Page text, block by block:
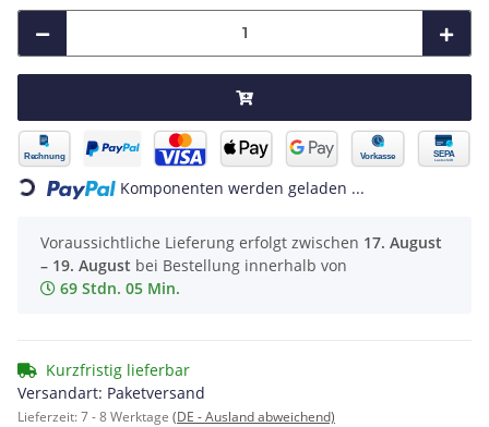
Loading... Komponenten werden geladen ...
Voraussichtliche Lieferung erfolgt zwischen 17. August
– 19. August bei Bestellung innerhalb von
69 Stdn. 05 Min.
Kurzfristig lieferbar
Versandart: Paketversand
Lieferzeit:7 - 8 Werktage (DE - Ausland abweichend)